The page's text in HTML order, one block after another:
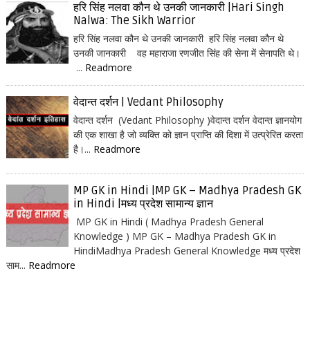
हरि सिंह नलवा कौन थे उनकी जानकारी |Hari Singh
Nalwa: The Sikh Warrior
हरि सिंह नलवा कौन थे उनकी जानकारी हरि सिंह नलवा कौन थे
उनकी जानकारी वह महाराजा रणजीत सिंह की सेना में सेनापति थे।
... Readmore
वेदान्त दर्शन | Vedant Philosophy
वेदान्त दर्शन (Vedant Philosophy )वेदान्त दर्शन वेदान्त ज्ञानयोग
की एक शाखा है जो व्यक्ति को ज्ञान प्राप्ति की दिशा में उत्प्रेरित करता
है।... Readmore
MP GK in Hindi |MP GK – Madhya Pradesh GK
in Hindi |मध्य प्रदेश सामान्य ज्ञान
MP GK in Hindi ( Madhya Pradesh General
Knowledge ) MP GK – Madhya Pradesh GK in
HindiMadhya Pradesh General Knowledge मध्य प्रदेश
साम... Readmore